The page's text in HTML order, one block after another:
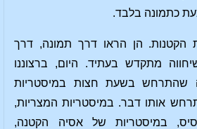
כתמונה בלבד.
הקטנות. הן הראו דרך תמונה, דרך
מתקדש בעתיד. היום, ברצוננו
שהתרחש בשעת חצות במיסטריות
אותו דבר. במיסטריות המצריות,
במיסטריות של אסיה הקטנה,